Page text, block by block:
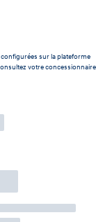
sur la plateforme
votre concessionnaire